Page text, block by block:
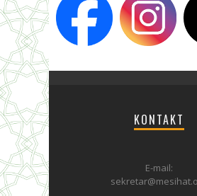
KONTAKT
E-mail: